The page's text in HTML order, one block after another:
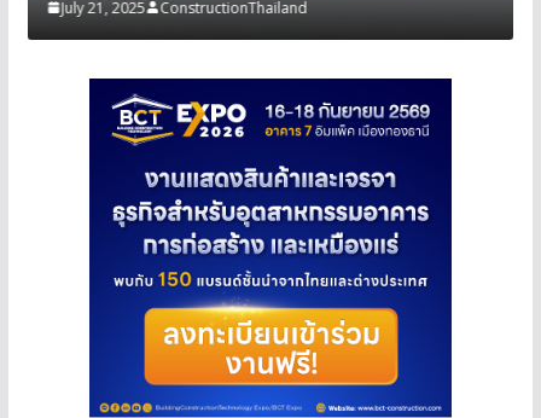
July 21, 2025 ConstructionThailand